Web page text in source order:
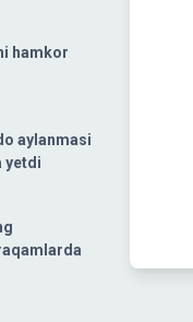
hamkor
aylanmasi
yetdi